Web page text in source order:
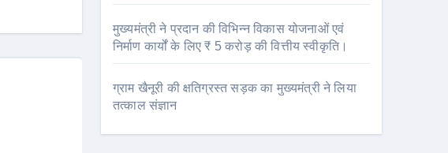
मुख्यमंत्री ने प्रदान की विभिन्न विकास योजनाओं एवं
निर्माण कार्यों के लिए ₹ 5 करोड़ की वित्तीय स्वीकृति।
ग्राम खैनूरी की क्षतिग्रस्त सड़क का मुख्यमंत्री ने लिया
तत्काल संज्ञान